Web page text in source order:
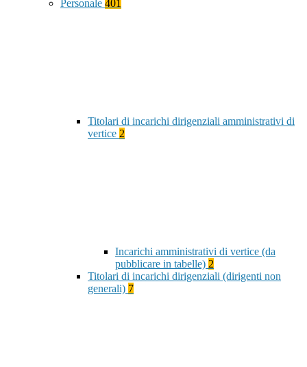
Personale 401
Titolari di incarichi dirigenziali amministrativi di
vertice 2
Incarichi amministrativi di vertice (da
pubblicare in tabelle) 2
Titolari di incarichi dirigenziali (dirigenti non
generali) 7